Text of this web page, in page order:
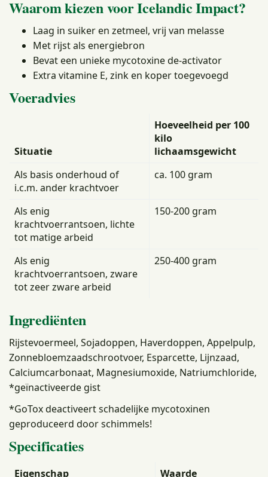
Waarom kiezen voor Icelandic Impact?
Laag in suiker en zetmeel, vrij van melasse
Met rijst als energiebron
Bevat een unieke mycotoxine de-activator
Extra vitamine E, zink en koper toegevoegd
Voeradvies
Situatie
Hoeveelheid per 100
kilo
lichaamsgewicht
Als basis onderhoud of
i.c.m. ander krachtvoer
ca. 100 gram
Als enig
krachtvoerrantsoen, lichte
tot matige arbeid
150-200 gram
Als enig
krachtvoerrantsoen, zware
tot zeer zware arbeid
250-400 gram
Ingrediënten
Rijstevoermeel, Sojadoppen, Haverdoppen, Appelpulp,
Zonnebloemzaadschrootvoer, Esparcette, Lijnzaad,
Calciumcarbonaat, Magnesiumoxide, Natriumchloride,
*geïnactiveerde gist
*GoTox deactiveert schadelijke mycotoxinen
geproduceerd door schimmels!
Specificaties
Eigenschap
Waarde